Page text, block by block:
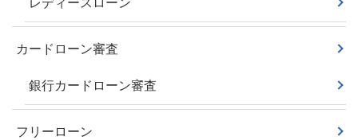
レディースローン
カードローン審査
銀行カードローン審査
フリーローン